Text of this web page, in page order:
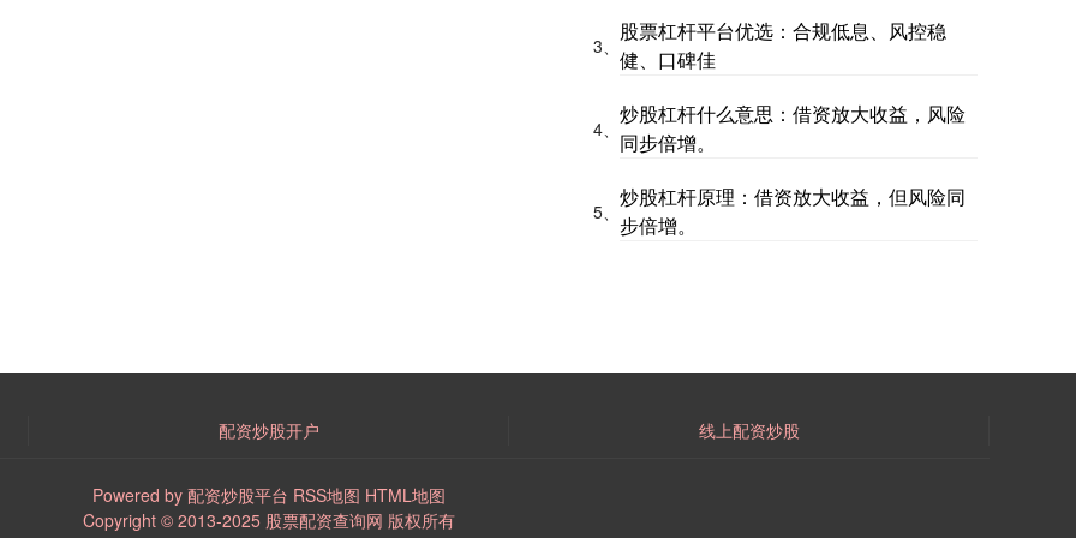
3、
股票杠杆平台优选：合规低息、风控稳
健、口碑佳
4、
炒股杠杆什么意思：借资放大收益，风险
同步倍增。
5、
炒股杠杆原理：借资放大收益，但风险同
步倍增。
配资炒股开户 线上配资炒股
Powered by 配资炒股平台 RSS地图 HTML地图
Copyright © 2013-2025 股票配资查询网 版权所有